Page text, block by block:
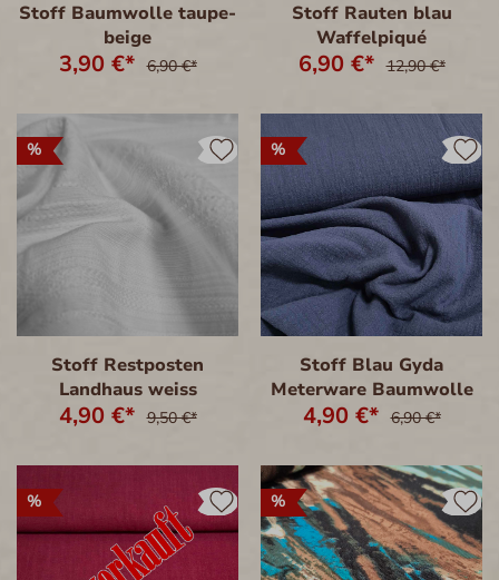
Stoff Baumwolle taupe-
beige
3,90 €* 6,90 €*
Stoff Rauten blau
Waffelpiqué
6,90 €* 12,90 €*
%
Stoff Restposten
Landhaus weiss
4,90 €* 9,50 €*
%
Stoff Blau Gyda
Meterware Baumwolle
4,90 €* 6,90 €*
% %